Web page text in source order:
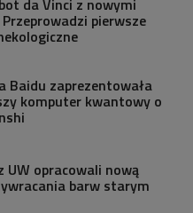
da Vinci z nowymi
pierwsze
Baidu zaprezentowała
komputer kwantowy o
UW opracowali nową
barw starym